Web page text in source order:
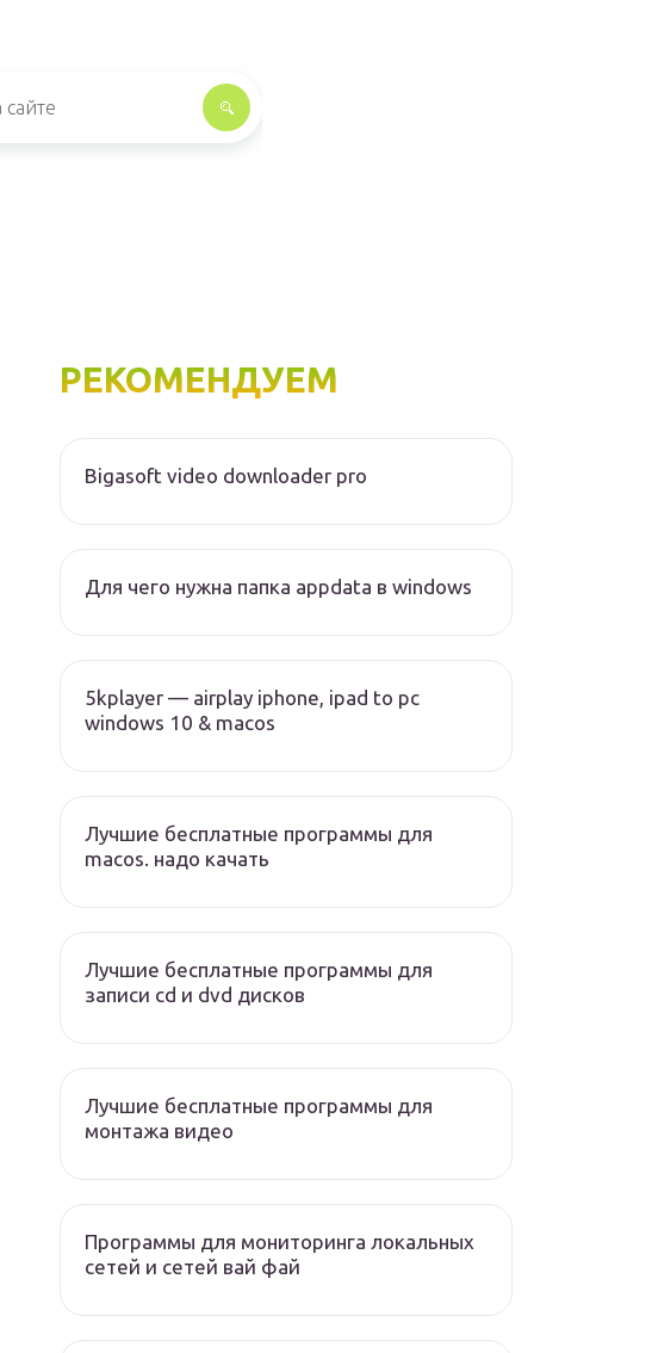
РЕКОМЕНДУЕМ
Bigasoft video downloader pro
Для чего нужна папка appdata в windows
5kplayer — airplay iphone, ipad to pc
windows 10 & macos
Лучшие бесплатные программы для
macos. надо качать
Лучшие бесплатные программы для
записи cd и dvd дисков
Лучшие бесплатные программы для
монтажа видео
Программы для мониторинга локальных
сетей и сетей вай фай